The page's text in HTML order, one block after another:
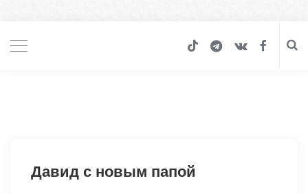
Давид с новым папой